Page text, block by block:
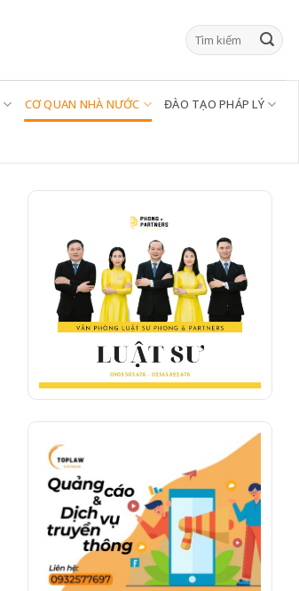
CƠ QUAN NHÀ NƯỚC ĐÀO TẠO PHÁP LÝ